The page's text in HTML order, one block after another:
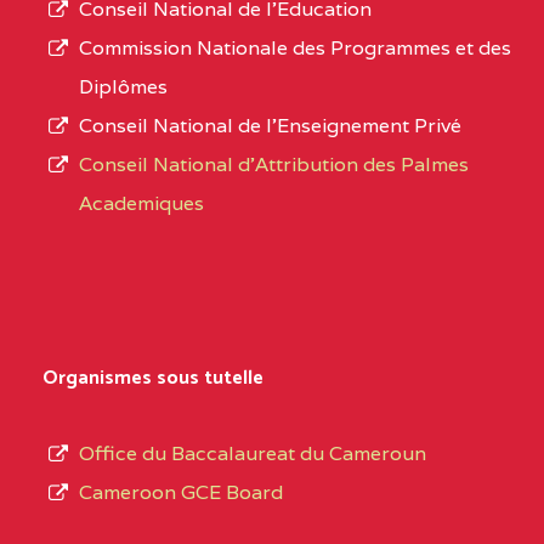
CENTRE
COLLEGE PANAFRICAIN
DE L'EXCELLENCE BP
CENTRE
COLLEGE PRIVE
CENTRE
COLLEGE PRIVE LAIC
SAINT MICHEL
L’offre
d’éducation
de
Conseil National de l’Education
Commission Nationale des Programmes et des
Diplômes
Conseil National de l’Enseignement Privé
Conseil National d'Attribution des Palmes
Academiques
Organismes sous tutelle
Office du Baccalaureat du Cameroun
Cameroon GCE Board